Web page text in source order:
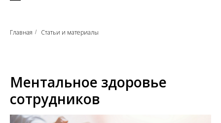
Главная / Статьи и материалы
Ментальное здоровье
сотрудников